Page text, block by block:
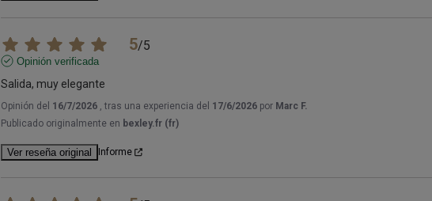
5/5
Opinión verificada
Salida, muy elegante
Opinión del 16/7/2026 , tras una experiencia del 17/6/2026 por Marc F.
Publicado originalmente en bexley.fr (fr)
Ver reseña original Informe